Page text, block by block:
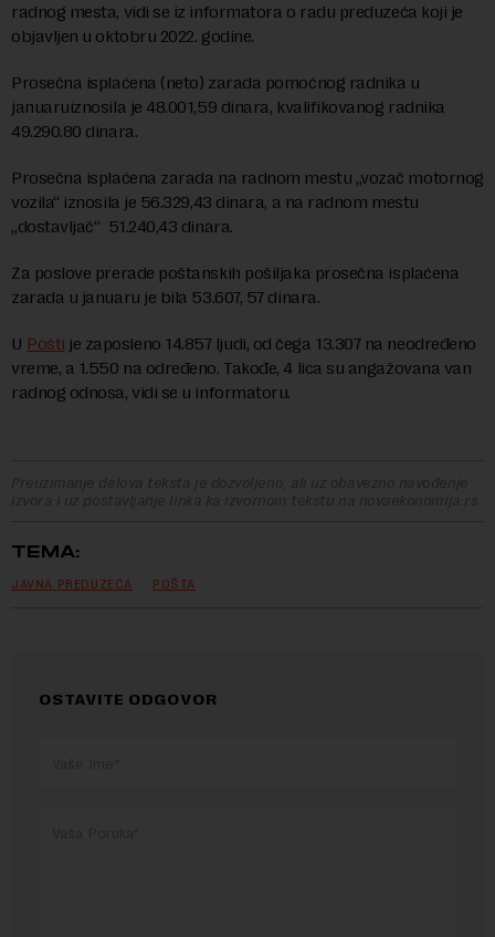
radnog mesta, vidi se iz informatora o radu preduzeća koji je
objavljen u oktobru 2022. godine.
Prosečna isplaćena (neto) zarada pomoćnog radnika u
januaruiznosila je 48.001,59 dinara, kvalifikovanog radnika
49.290.80 dinara.
Prosečna isplaćena zarada na radnom mestu „vozač motornog
vozila“ iznosila je 56.329,43 dinara, a na radnom mestu
„dostavljač“ 51.240,43 dinara.
Za poslove prerade poštanskih pošiljaka prosečna isplaćena
zarada u januaru je bila 53.607, 57 dinara.
U Pošti je zaposleno 14.857 ljudi, od čega 13.307 na neodređeno
vreme, a 1.550 na određeno. Takođe, 4 lica su angažovana van
radnog odnosa, vidi se u informatoru.
Preuzimanje delova teksta je dozvoljeno, ali uz obavezno navođenje
izvora i uz postavljanje linka ka izvornom tekstu na novaekonomija.rs
TEMA:
JAVNA PREDUZEĆA POŠTA
OSTAVITE ODGOVOR